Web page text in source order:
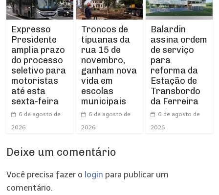
Expresso
Presidente
amplia prazo
do processo
seletivo para
motoristas
até esta
sexta-feira
6 de agosto de
2026
Troncos de
tipuanas da
rua 15 de
novembro,
ganham nova
vida em
escolas
municipais
6 de agosto de
2026
Balardin
assina ordem
de serviço
para
reforma da
Estação de
Transbordo
da Ferreira
6 de agosto de
2026
Deixe um comentário
Você precisa fazer o login para publicar um
comentário.